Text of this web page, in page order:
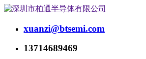
xuanzi@btsemi.com
13714689469